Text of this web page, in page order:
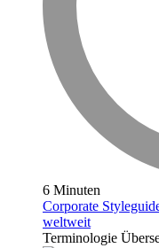
6 Minuten
Corporate
weltweit
Terminologie